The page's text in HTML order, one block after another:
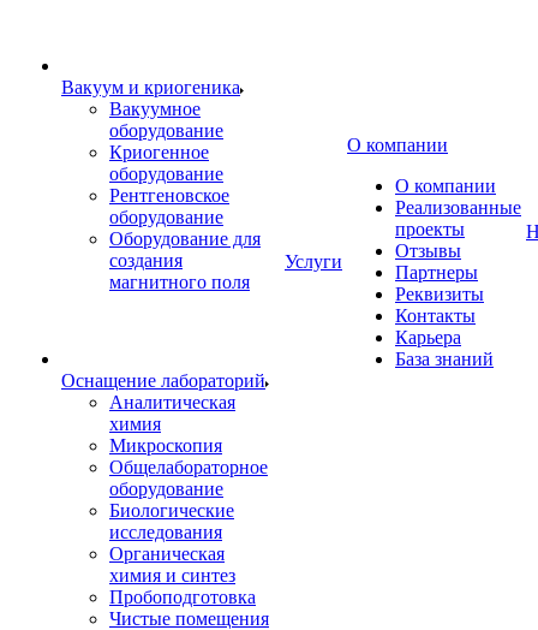
Вакуум и криогеника
Вакуумное
оборудование
Криогенное
оборудование
Рентгеновское
оборудование
Оборудование для
создания
магнитного поля
Оснащение лабораторий
Аналитическая
химия
Микроскопия
Общелабораторное
оборудование
Биологические
исследования
Органическая
химия и синтез
Пробоподготовка
Чистые помещения
Услуги
О компании
О компании
Реализованные
проекты
Отзывы
Партнеры
Реквизиты
Контакты
Карьера
База знаний